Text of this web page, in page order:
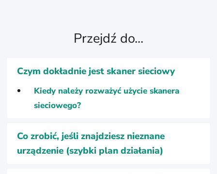
Przejdź do...
Czym dokładnie jest skaner sieciowy
Kiedy należy rozważyć użycie skanera
sieciowego?
Co zrobić, jeśli znajdziesz nieznane
urządzenie (szybki plan działania)